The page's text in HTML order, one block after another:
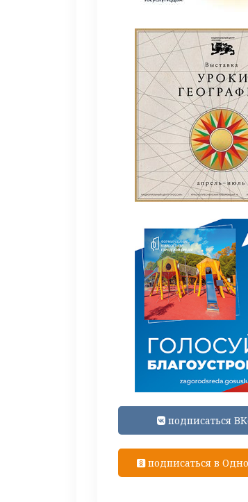
подписаться
подписаться в